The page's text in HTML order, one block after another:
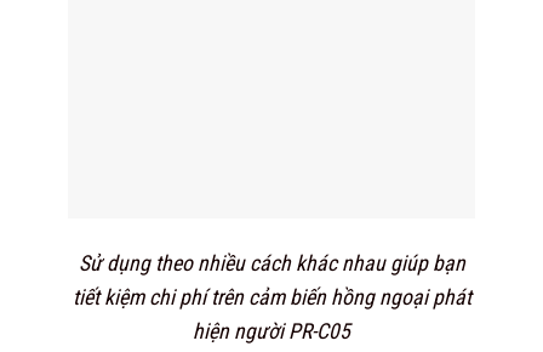
Sử dụng theo nhiều cách khác nhau giúp bạn
tiết kiệm chi phí trên cảm biến hồng ngoại phát
hiện người PR-C05